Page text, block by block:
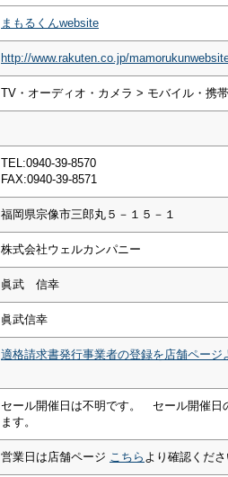
まもるくんwebsite
http://www.rakuten.co.jp/
TV・オーディオ・カメラ > モバイル・携
TEL:0940-39-8570
FAX:0940-39-8571
福岡県宗像市三郎丸５－１５－１
株式会社ウェルカンパニー
眞武 信幸
眞武信幸
適格請求書発行事業者の登録を店舗ページ
セール開催日は不明です。 セール開催日
ます。
営業日は店舗ページ こちら より確認くださ